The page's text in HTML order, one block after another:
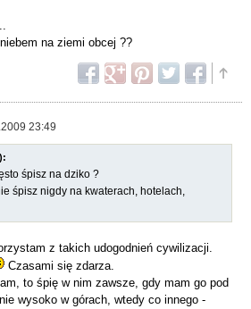
na ziemi obcej ??
23:49
śpisz na dziko ?
śpisz nigdy na kwaterach, hotelach,
z takich udogodnień cywilizacji.
Czasami się zdarza.
to śpię w nim zawsze, gdy mam go pod
wysoko w górach, wtedy co innego -